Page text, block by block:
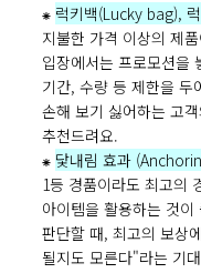
⁕ 럭키백(Lucky bag),
지불한 가격 이상의 제
입장에서는 프로모션을
기간, 수량 등 제한을 두
손해 보기 싫어하는 고
추천드려요.
⁕ 닻내림 효과
1등 경품이라도 최고의
아이템을 활용하는 것
판단할 때, 최고의 보상
될지도 모른다"라는 기